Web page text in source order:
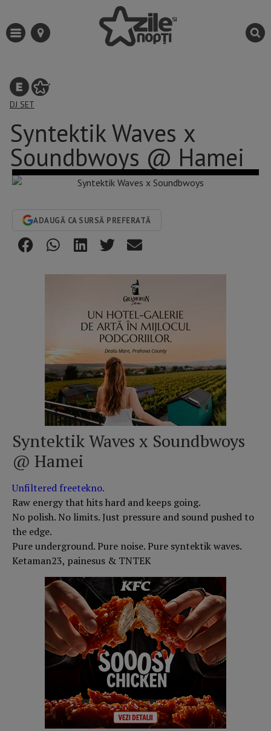
DJ SET
Syntektik Waves x
Soundbwoys @ Hamei
ADAUGĂ CA SURSĂ PREFERATĂ
Syntektik Waves x Soundbwoys
@ Hamei
Unfiltered freetekno.
Raw energy that hits hard and keeps going.
No polish. No limits. Just pressure and sound pushed to
the edge.
Pure underground. Pure noise. Pure syntektik waves.
Ketaman23, painesus & TNTEK